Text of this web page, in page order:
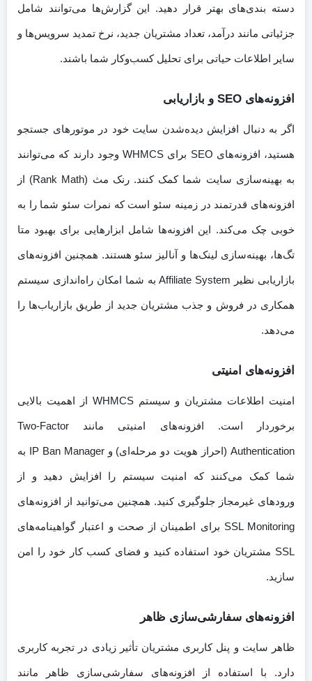
دسته بندی‌های بهتر قرار دهید. این گزارش‌ها می‌توانند شامل
جزئیاتی مانند درآمد، تعداد مشتریان جدید، نرخ تمدید سرویس‌ها و
سایر اطلاعات حیاتی برای تحلیل کسب‌وکار شما باشند.
افزونه‌های SEO و بازاریابی
اگر به دنبال افزایش دیده‌شدن سایت خود در موتورهای جستجو
هستید، افزونه‌های SEO برای WHMCS وجود دارند که می‌توانند
به بهینه‌سازی سایت شما کمک کنند. رنک مث (Rank Math) از
افزونه‌های قدرتمند در زمینه سئو است که نمرات سئو شما را به
خوبی چک می‌کند. این افزونه‌ها شامل ابزارهایی برای بهبود متا
تگ‌ها، بهینه‌سازی لینک‌ها و آنالیز سئو هستند. همچنین افزونه‌های
بازاریابی نظیر Affiliate System به شما امکان راه‌اندازی سیستم
همکاری در فروش و جذب مشتریان جدید از طریق بازاریاب‌ها را
می‌دهد.
افزونه‌های امنیتی
امنیت اطلاعات مشتریان و سیستم WHMCS از اهمیت بالایی
برخوردار است. افزونه‌های امنیتی مانند Two-Factor
Authentication (احراز هویت دو مرحله‌ای) و IP Ban Manager به
شما کمک می‌کنند که امنیت سیستم را افزایش دهید و از
ورودهای غیرمجاز جلوگیری کنید. همچنین می‌توانید از افزونه‌های
SSL Monitoring برای اطمینان از صحت و اعتبار گواهینامه‌های
SSL مشتریان خود استفاده کنید و فضای کسب کار خود را امن
سازید.
افزونه‌های سفارشی‌سازی ظاهر
ظاهر سایت و پنل کاربری مشتریان تأثیر زیادی در تجربه کاربری
دارد. با استفاده از افزونه‌های سفارشی‌سازی ظاهر مانند